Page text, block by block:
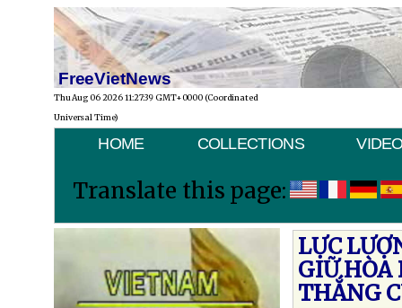
FreeVietNews
Thu Aug 06 2026 11:27:39 GMT+0000 (Coordinated
Universal Time)
HOME COLLECTIONS
Translate this page:
LỰC
GIỮ HÒA
THẮNG